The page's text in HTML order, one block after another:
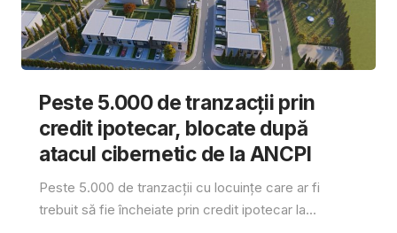
Peste 5.000 de tranzacții prin
credit ipotecar, blocate după
atacul cibernetic de la ANCPI
Peste 5.000 de tranzacții cu locuințe care ar fi
trebuit să fie încheiate prin credit ipotecar la...